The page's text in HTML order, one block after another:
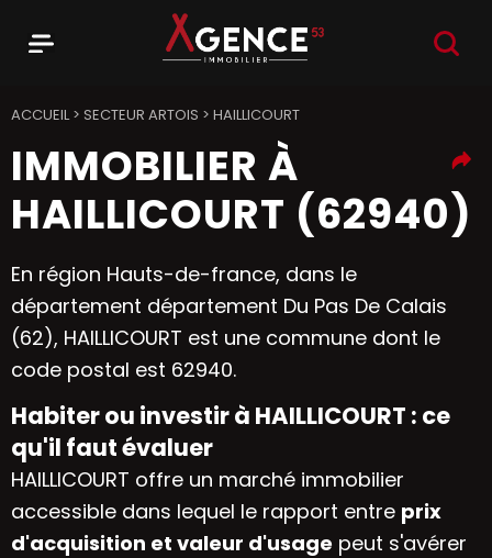
ACCUEIL> SECTEUR ARTOIS > HAILLICOURT
IMMOBILIER À
HAILLICOURT (62940)
En région Hauts-de-france, dans le
département département Du Pas De Calais
(62), HAILLICOURT est une commune dont le
code postal est 62940.
Habiter ou investir à HAILLICOURT : ce
qu'il faut évaluer
HAILLICOURT offre un marché immobilier
accessible dans lequel le rapport entre prix
d'acquisition et valeur d'usage peut s'avérer